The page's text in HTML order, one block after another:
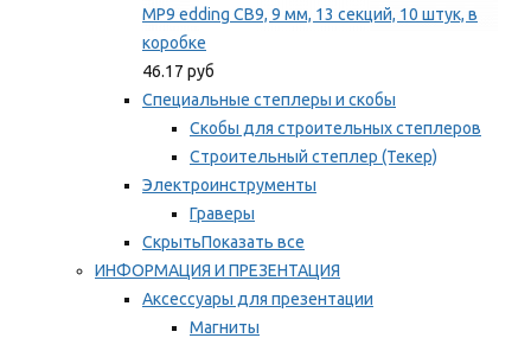
MP9 edding CB9, 9 мм, 13 секций, 10 штук, в
коробке
46.17 руб
Специальные степлеры и скобы
Скобы для строительных степлеров
Строительный степлер (Текер)
Электроинструменты
Граверы
СкрытьПоказать все
ИНФОРМАЦИЯ И ПРЕЗЕНТАЦИЯ
Аксессуары для презентации
Магниты